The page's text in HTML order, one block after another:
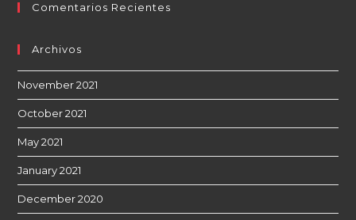
Comentarios Recientes
Archivos
November 2021
October 2021
May 2021
January 2021
December 2020